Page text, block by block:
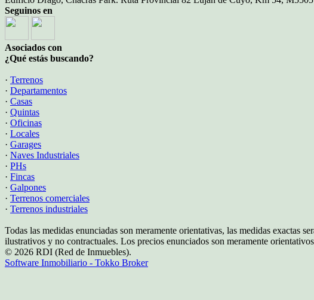
Seguinos en
Asociados con
¿Qué estás buscando?
· Terrenos
· Departamentos
· Casas
· Quintas
· Oficinas
· Locales
· Garages
· Naves Industriales
· PHs
· Fincas
· Galpones
· Terrenos comerciales
· Terrenos industriales
Todas las medidas enunciadas son meramente orientativas, las medidas exactas
ilustrativos y no contractuales. Los precios enunciados son meramente
© 2026 RDI (Red de Inmuebles).
Software Inmobiliario - Tokko Broker